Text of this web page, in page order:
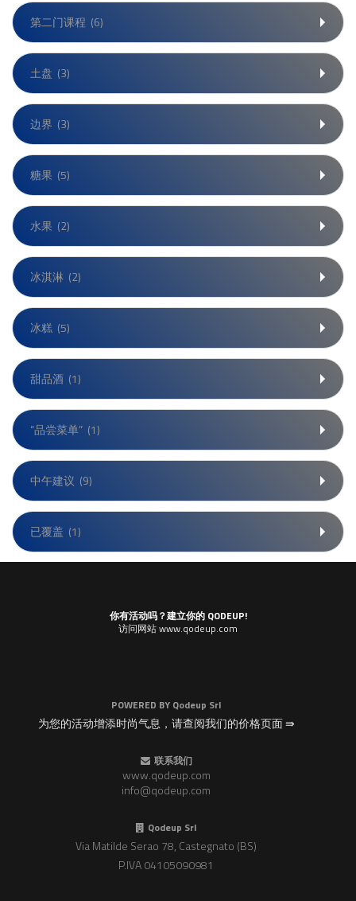
第二门课程 (6)
土盘 (3)
边界 (3)
糖果 (5)
水果 (2)
冰淇淋 (2)
冰糕 (5)
甜品酒 (1)
“品尝菜单” (1)
中午建议 (9)
已覆盖 (1)
你有活动吗？建立你的 QODEUP!
访问网站 www.qodeup.com
POWERED BY Qodeup Srl
为您的活动增添时尚气息，请查阅我们的价格页面 ⇛
联系我们
www.qodeup.com
info@qodeup.com
Qodeup Srl
Via Matilde Serao 78, Castegnato (BS)
P.IVA 04105090981